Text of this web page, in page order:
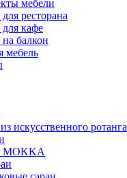
мебели
ресторана
кафе
балкон
мебель
искусственного ротанга
MOKKA